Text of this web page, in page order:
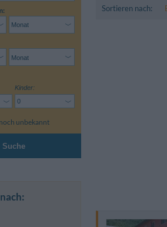
Kinder:
unbekannt
Suche
Sortieren nach: